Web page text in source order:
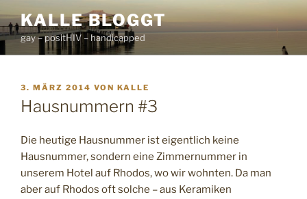
Inhalt
springen
KALLE BLOGGT
gay – positHIV – handicapped
VERÖFFENTLICHT
AM
3. MÄRZ 2014 VON KALLE
Hausnummern #3
Die heutige Hausnummer ist eigentlich keine
Hausnummer, sondern eine Zimmernummer in
unserem Hotel auf Rhodos, wo wir wohnten. Da man
aber auf Rhodos oft solche – aus Keramiken